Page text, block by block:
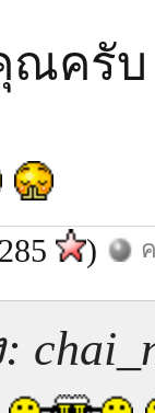
ณครั
)